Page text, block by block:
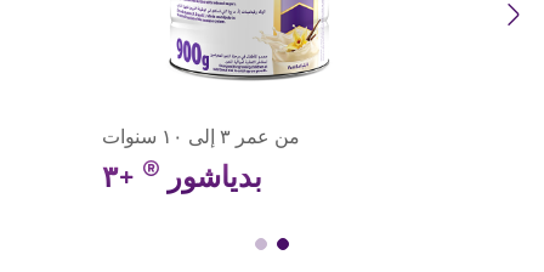
Previous
من عمر ٣ إلى ١٠ سنوات
بدياشور ® +٣